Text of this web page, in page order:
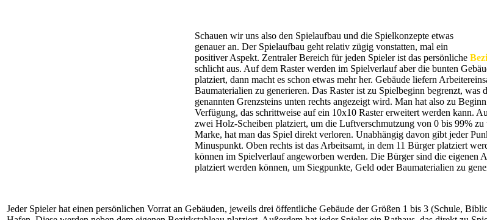
Schauen wir uns also den Spielaufbau und die Spielkonzepte etwas
genauer an. Der Spielaufbau geht relativ zügig vonstatten, mal ein
positiver Aspekt. Zentraler Bereich für jeden Spieler ist das persönliche
schlicht aus. Auf dem Raster werden im Spielverlauf aber die bunten
platziert, dann macht es schon etwas mehr her. Gebäude liefern
Baumaterialien zu generieren. Das Raster ist zu Spielbeginn begrenzt, was
genannten Grenzsteins unten rechts angezeigt wird. Man hat also zu
Verfügung, das schrittweise auf ein 10x10 Raster erweitert werden kann.
zwei Holz-Scheiben platziert, um die Luftverschmutzung von 0 bis 99%
Marke, hat man das Spiel direkt verloren. Unabhängig davon gibt jeder
Minuspunkt. Oben rechts ist das Arbeitsamt, in dem 11 Bürger platziert
können im Spielverlauf angeworben werden. Die Bürger sind die eigenen
platziert werden können, um Siegpunkte, Geld oder Baumaterialien zu
Jeder Spieler hat einen persönlichen Vorrat an Gebäuden, jeweils drei öffentliche Gebäude der Größen 1 bis 3 (Schule,